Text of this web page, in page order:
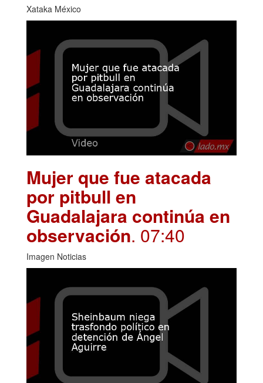
Xataka México
Mujer que fue atacada
por pitbull en
Guadalajara continúa en
observación. 07:40
Imagen Noticias